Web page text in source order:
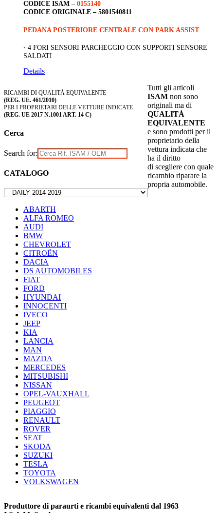
CODICE ISAM – 0155140
CODICE ORIGINALE – 5801540811
PEDANA POSTERIORE CENTRALE CON PARK ASSIST
• 4 FORI SENSORI PARCHEGGIO CON SUPPORTI SENSORE
SALDATI
Details
RICAMBI DI QUALITÀ EQUIVALENTE
(REG. UE. 461/2010)
PER I PROPRIETARI DELLE VETTURE INDICATE
(REG. UE 2017 N.1001 ART. 14 C)
Cerca
Search for:
CATALOGO
ABARTH
ALFA ROMEO
AUDI
BMW
CHEVROLET
CITROËN
DACIA
DS AUTOMOBILES
FIAT
FORD
HYUNDAI
INNOCENTI
IVECO
JEEP
KIA
LANCIA
MAN
MAZDA
MERCEDES
MITSUBISHI
NISSAN
OPEL-VAUXHALL
PEUGEOT
PIAGGIO
RENAULT
ROVER
SEAT
SKODA
SUZUKI
TESLA
TOYOTA
VOLKSWAGEN
Tutti gli articoli
ISAM non sono
originali ma di
QUALITÀ
EQUIVALENTE
e sono prodotti per il
proprietario della
vettura indicata che
ha il diritto
di scegliere con quale
ricambio riparare la
propria automobile.
Produttore di paraurti e ricambi equivalenti dal 1963